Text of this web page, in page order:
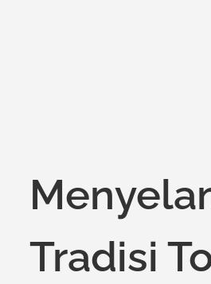
Tradisi